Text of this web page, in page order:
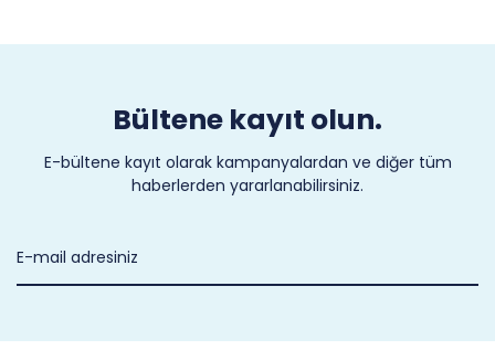
Bültene kayıt olun.
E-bültene kayıt olarak kampanyalardan ve diğer tüm
haberlerden yararlanabilirsiniz.